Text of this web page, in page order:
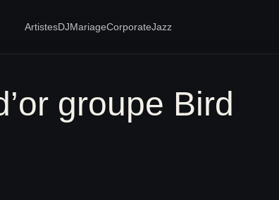
ArtistesDJMariageCorporateJazz
groupe Bird